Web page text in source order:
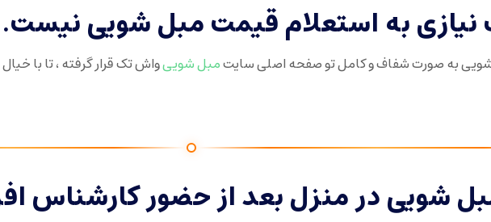
به استعلام قیمت مبل شویی نیست.
به صورت شفاف و کامل تو صفحه اصلی سایتمبل شوییواش تک قرار گرفته ، تا با
شویی در منزل بعد از حضور کارشناس